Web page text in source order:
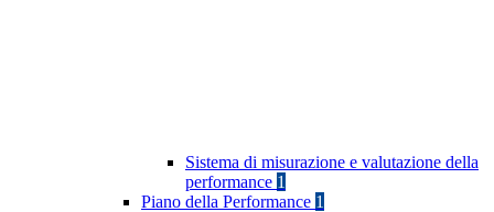
Sistema di misurazione e valutazione della
performance 1
Piano della Performance 1